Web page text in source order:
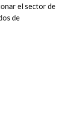
el sector de
de